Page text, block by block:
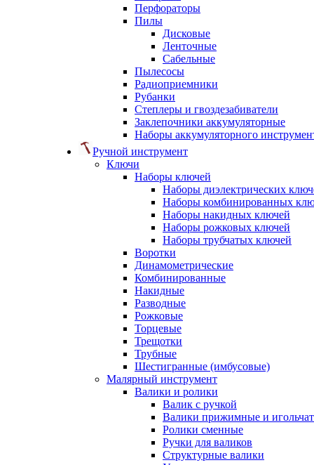
Перфораторы
Пилы
Дисковые
Ленточные
Сабельные
Пылесосы
Радиоприемники
Рубанки
Степлеры и гвоздезабиватели
Заклепочники аккумуляторные
Наборы аккумуляторного
Ручной инструмент
Ключи
Наборы ключей
Наборы диэлектрических
Наборы комбинированных
Наборы накидных ключей
Наборы рожковых ключей
Наборы трубчатых ключей
Воротки
Динамометрические
Комбинированные
Накидные
Разводные
Рожковые
Торцевые
Трещотки
Трубные
Шестигранные (имбусовые)
Малярный инструмент
Валики и ролики
Валик с ручкой
Валики прижимные и
Ролики сменные
Ручки для валиков
Структурные валики